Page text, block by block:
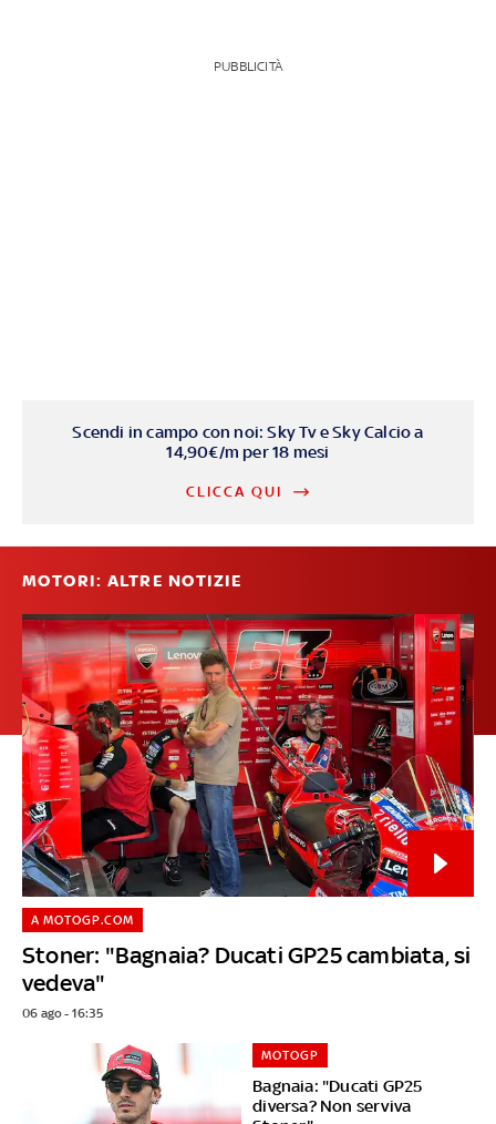
PUBBLICITÀ
Scendi in campo con noi: Sky Tv e Sky Calcio a
14,90€/m per 18 mesi
CLICCA QUI
MOTORI: ALTRE NOTIZIE
Stoner: "Bagnaia? Ducati GP25 cambiata, si
vedeva"
A MOTOGP.COM
06 ago - 16:35
Bagnaia: "Ducati GP25
diversa? Non serviva
MOTOGP